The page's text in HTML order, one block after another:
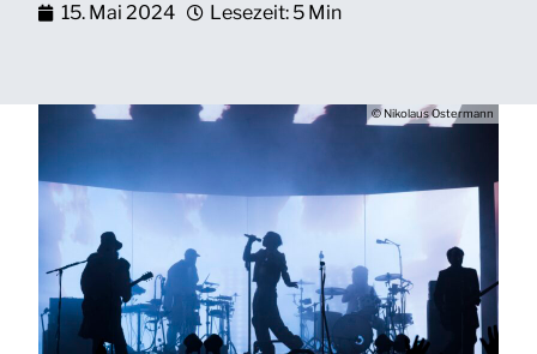
15. Mai 2024
Lesezeit: 5 Min
© Nikolaus Ostermann